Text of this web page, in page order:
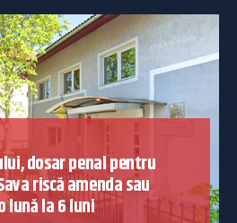
dosar penal pentru
riscă amenda sau
lună la 6 luni